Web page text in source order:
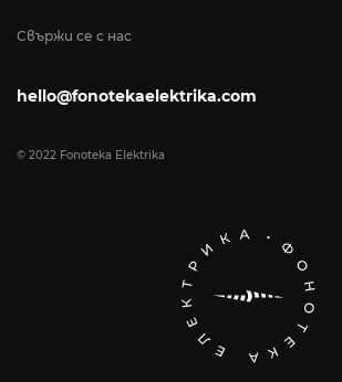
Свържи се с нас
hello@fonotekaelektrika.com
© 2022 Fonoteka Elektrika